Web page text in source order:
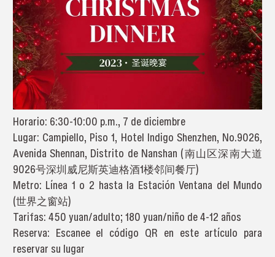
Horario: 6:30-10:00 p.m., 7 de diciembre
Lugar: Campiello, Piso 1, Hotel Indigo Shenzhen, No.9026,
Avenida Shennan, Distrito de Nanshan (南山区深南大道
9026号深圳威尼斯英迪格酒1楼邻间餐厅)
Metro: Línea 1 o 2 hasta la Estación Ventana del Mundo
(世界之窗站)
Tarifas: 450 yuan/adulto; 180 yuan/niño de 4-12 años
Reserva: Escanee el código QR en este artículo para
reservar su lugar